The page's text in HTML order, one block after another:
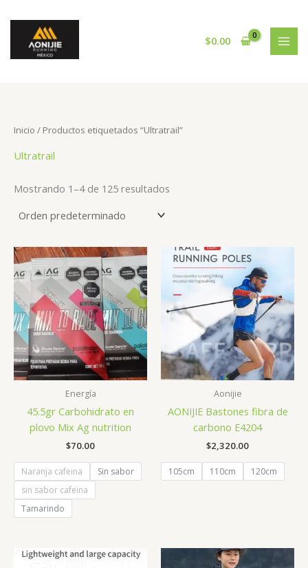
contenido
$0.00
Inicio / Productos etiquetados “Ultratrail”
Ultratrail
Mostrando 1–4 de 125 resultados
Energía
45.5gr Carbohidrato en
plovo Mix Ag nutrition
$70.00
Naranja cafeina
Sin sabor
sin sabor cafeina
Tamarindo
Aonijie
AONIJIE Bastones fibra de
carbono E4204
$2,320.00
105cm 110cm 120cm